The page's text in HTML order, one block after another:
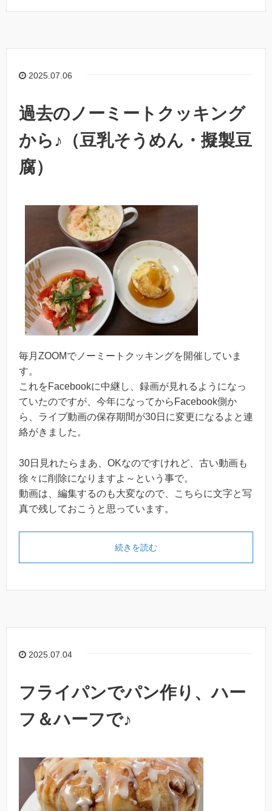
2025.07.06
過去のノーミートクッキング
から♪（豆乳そうめん・擬製豆
腐）
毎月ZOOMでノーミートクッキングを開催していま
す。
これをFacebookに中継し、録画が見れるようになっ
ていたのですが、今年になってからFacebook側か
ら、ライブ動画の保存期間が30日に変更になるよと連
絡がきました。
30日見れたらまあ、OKなのですけれど、古い動画も
徐々に削除になりますよ～という事で。
動画は、編集するのも大変なので、こちらに文字と写
真で残しておこうと思っています。
続きを読む
2025.07.04
フライパンでパン作り、ハー
フ＆ハーフで♪